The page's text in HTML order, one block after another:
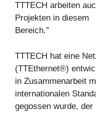
TTTECH arbeiten
Projekten in diesem
Bereich.”
TTTECH hat eine
(TTEthernet®)
in Zusammenarbeit
internationalen
gegossen wurde,